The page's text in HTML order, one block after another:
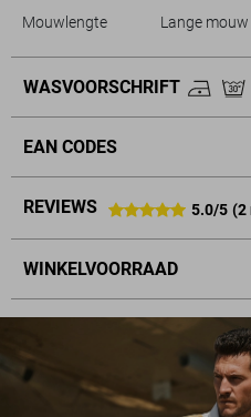
Mouwlengte
Lange mouw
WASVOORSCHRIFT
EAN CODES
REVIEWS 5.0/5 (2
WINKELVOORRAAD